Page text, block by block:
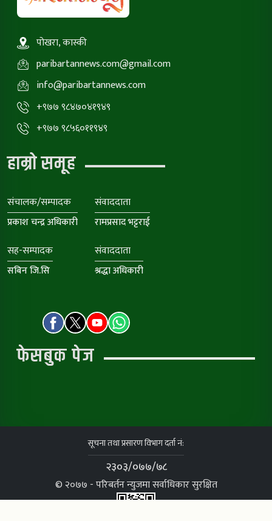
पोखरा, कास्की
paribartannews.com@gmail.com
info@paribartannews.com
+९७७ ९८४७०४१९४९
+९७७ ९८५६०११९४९
हाम्रो समूह
संचालक/सम्पादक
प्रकाश चन्द्र अधिकारी
संवाददाता
रामप्रसाद भट्टराई
सह-सम्पादक
सबिन जि.सि
संवाददाता
श्रद्धा अधिकारी
फेसबुक पेज
सूचना तथा प्रसारण विभाग दर्ता नं:
२३०३/०७७/७८
© २०७७ - परिबर्तन न्युजमा सर्वाधिकार सुरक्षित